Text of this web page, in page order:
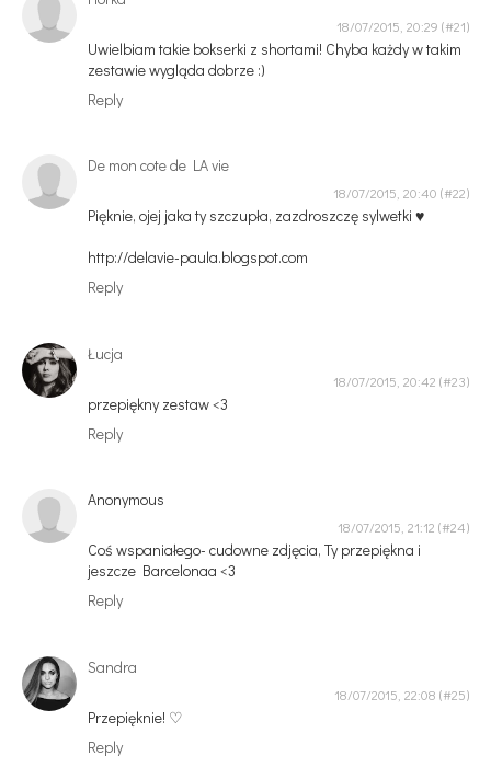
18/07/2015, 20:29
Uwielbiam takie bokserki z shortami! Chyba każdy w takim
zestawie wygląda dobrze :)
Reply
De mon cote de LA vie
18/07/2015, 20:40
Pięknie, ojej jaka ty szczupła, zazdroszczę sylwetki ♥
http://delavie-paula.blogspot.com
Reply
Łucja
18/07/2015, 20:42
przepiękny zestaw <3
Reply
Anonymous
18/07/2015, 21:12
Coś wspaniałego- cudowne zdjęcia, Ty przepiękna i
jeszcze Barcelonaa <3
Reply
Sandra
18/07/2015, 22:08
Przepięknie! ♡
Reply